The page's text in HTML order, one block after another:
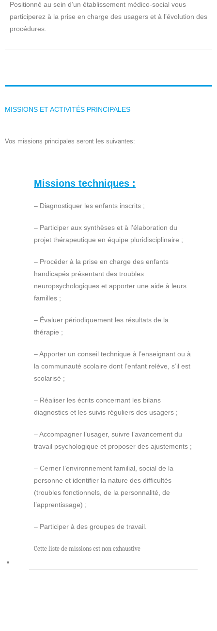
Positionné au sein d’un établissement médico-social vous
participerez à la prise en charge des usagers et à l’évolution des
procédures.
MISSIONS ET ACTIVITÉS PRINCIPALES
Vos missions principales seront les suivantes:
Missions techniques :
– Diagnostiquer les enfants inscrits ;
– Participer aux synthèses et à l’élaboration du
projet thérapeutique en équipe pluridisciplinaire ;
– Procéder à la prise en charge des enfants
handicapés présentant des troubles
neuropsychologiques et apporter une aide à leurs
familles ;
– Évaluer périodiquement les résultats de la
thérapie ;
– Apporter un conseil technique à l’enseignant ou à
la communauté scolaire dont l’enfant relève, s’il est
scolarisé ;
– Réaliser les écrits concernant les bilans
diagnostics et les suivis réguliers des usagers ;
– Accompagner l’usager, suivre l’avancement du
travail psychologique et proposer des ajustements ;
– Cerner l’environnement familial, social de la
personne et identifier la nature des difficultés
(troubles fonctionnels, de la personnalité, de
l’apprentissage) ;
– Participer à des groupes de travail
Cette liste de missions est non exhaustive